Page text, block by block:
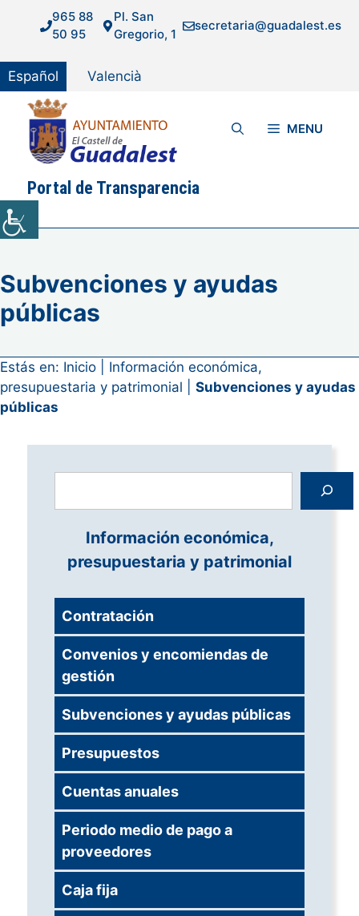
965 88
50 95
Pl. San
Gregorio, 1
secretaria@guadalest.es
Español Valencià
MENU
Portal de Transparencia
Subvenciones y ayudas
públicas
Estás en: Inicio
Información económica,
presupuestaria y patrimonial
Subvenciones y ayudas
públicas
Información económica,
presupuestaria y patrimonial
Contratación
Convenios y encomiendas de
gestión
Subvenciones y ayudas públicas
Presupuestos
Cuentas anuales
Periodo medio de pago a
proveedores
Caja fija